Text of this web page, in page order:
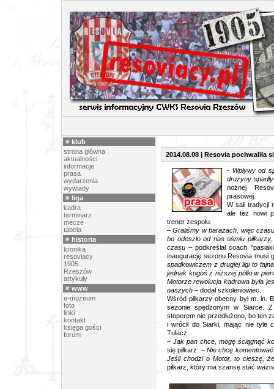
klub
strona główna
aktualności
informacje
prasa
wydarzenia
wywiady
liga
kadra
terminarz
mecze
tabela
historia
kronika
resoviacy
1905...
Rzeszów
artykuły
www
e-muzeum
foto
linki
kontakt
księga gości
forum
2014.08.08 | Resovia pochwaliła
- Wpływy od
drużyny
nożnej
prasowej.
W sali tradycji
ale też nowi
trener zespołu.
–Graliśmy w barażach, więc
bo odeszło od nas ośmiu
czasu – podkreślał coach
inaugurację sezonu Resovia musi
spadkowiczem z drugiej ligi to
jednak kogoś z niższej półki w
Motorze rewolucja kadrowa była
naszych – dodał szkoleniowiec.
Wśród piłkarzy obecny był m. in.
sezonie spędzonym w Siarce. Z
stoperem nie przedłużono, bo ten
i wrócił do Siarki, mając nie tyle
Tułacz.
– Jak pan chce, mogę ściągnąć
się piłkarz. –Nie chcę komentować
Jeśli chodzi o Motor, to cieszę,
piłkarz, który ma szansę stać